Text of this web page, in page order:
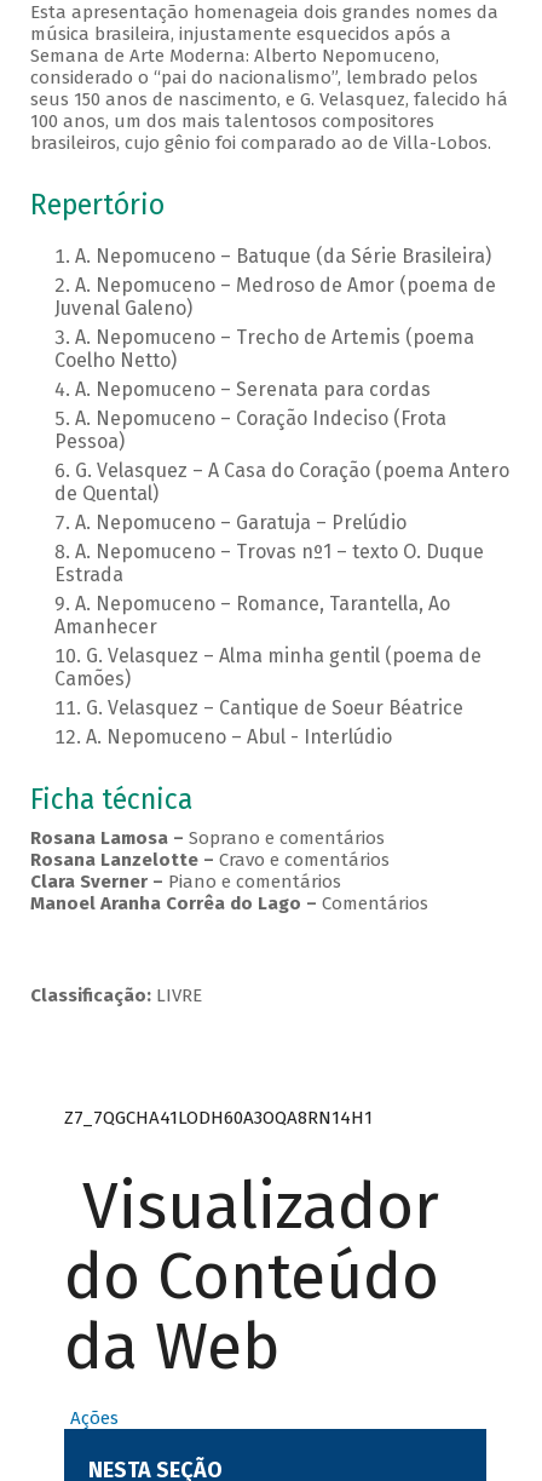
Esta apresentação homenageia dois grandes nomes da
música brasileira, injustamente esquecidos após a
Semana de Arte Moderna: Alberto Nepomuceno,
considerado o “pai do nacionalismo”, lembrado pelos
seus 150 anos de nascimento, e G. Velasquez, falecido há
100 anos, um dos mais talentosos compositores
brasileiros, cujo gênio foi comparado ao de Villa-Lobos.
Repertório
A. Nepomuceno – Batuque (da Série Brasileira)
A. Nepomuceno – Medroso de Amor (poema de
Juvenal Galeno)
A. Nepomuceno – Trecho de Artemis (poema
Coelho Netto)
A. Nepomuceno – Serenata para cordas
A. Nepomuceno – Coração Indeciso (Frota
Pessoa)
G. Velasquez – A Casa do Coração (poema Antero
de Quental)
A. Nepomuceno – Garatuja – Prelúdio
A. Nepomuceno – Trovas nº1 – texto O. Duque
Estrada
A. Nepomuceno – Romance, Tarantella, Ao
Amanhecer
G. Velasquez – Alma minha gentil (poema de
Camões)
G. Velasquez – Cantique de Soeur Béatrice
A. Nepomuceno – Abul - Interlúdio
Ficha técnica
Rosana Lamosa – Soprano e comentários
Rosana Lanzelotte – Cravo e comentários
Clara Sverner – Piano e comentários
Manoel Aranha Corrêa do Lago – Comentários
Classificação:LIVRE
Z7_7QGCHA41LODH60A3OQA8RN14H1
Visualizador
do Conteúdo
da Web
Ações
NESTA SEÇÃO